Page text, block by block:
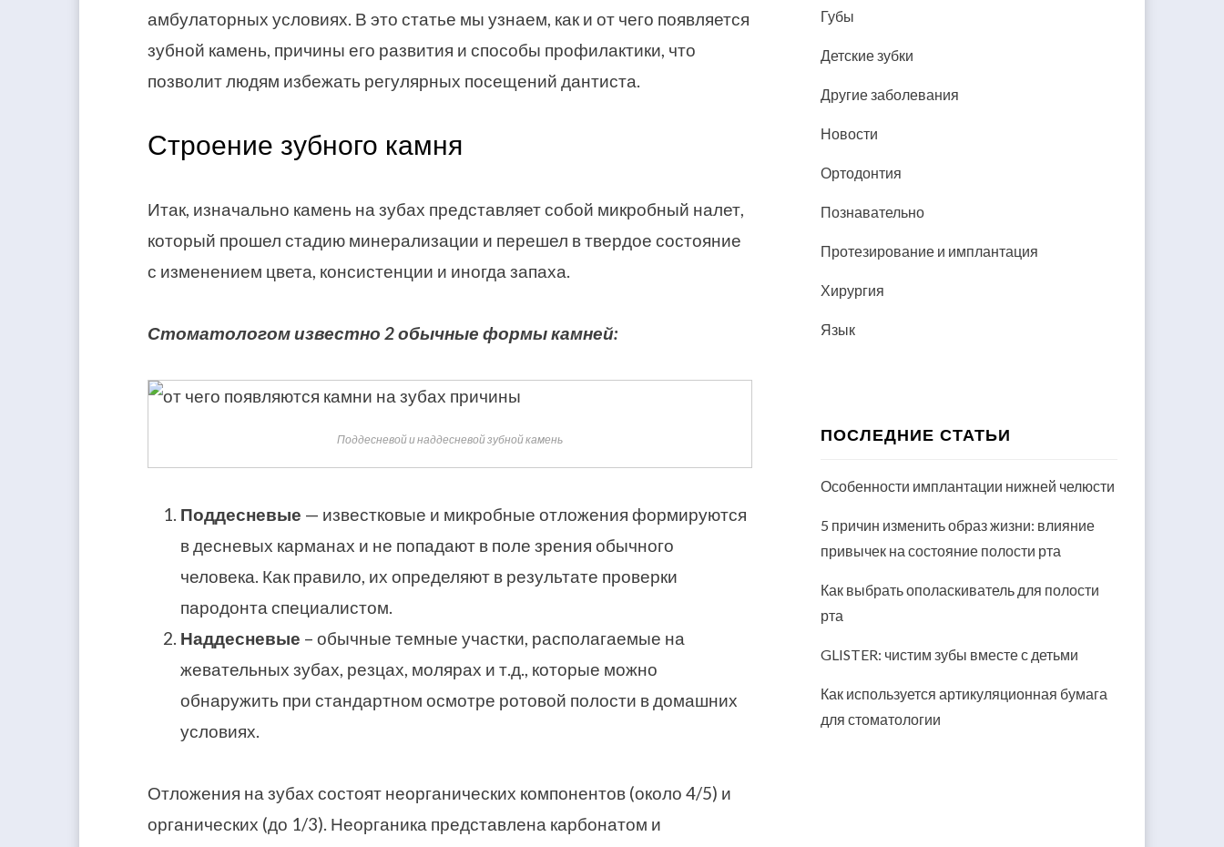
амбулаторных условиях. В это статье мы узнаем, как и от чего появляется
зубной камень, причины его развития и способы профилактики, что
позволит людям избежать регулярных посещений дантиста.
Строение зубного камня
Итак, изначально камень на зубах представляет собой микробный налет,
который прошел стадию минерализации и перешел в твердое состояние
с изменением цвета, консистенции и иногда запаха.
Стоматологом известно 2 обычные формы камней:
Поддесневой и наддесневой зубной камень
Поддесневые — известковые и микробные отложения формируются
в десневых карманах и не попадают в поле зрения обычного
человека. Как правило, их определяют в результате проверки
пародонта специалистом.
Наддесневые – обычные темные участки, располагаемые на
жевательных зубах, резцах, молярах и т.д., которые можно
обнаружить при стандартном осмотре ротовой полости в домашних
условиях.
Отложения на зубах состоят неорганических компонентов (около 4/5) и
органических (до 1/3). Неорганика представлена карбонатом и
Губы
Детские зубки
Другие заболевания
Новости
Ортодонтия
Познавательно
Протезирование и имплантация
Хирургия
Язык
ПОСЛЕДНИЕ СТАТЬИ
Особенности имплантации нижней челюсти
5 причин изменить образ жизни: влияние
привычек на состояние полости рта
Как выбрать ополаскиватель для полости
рта
GLISTER: чистим зубы вместе с детьми
Как используется артикуляционная бумага
для стоматологии